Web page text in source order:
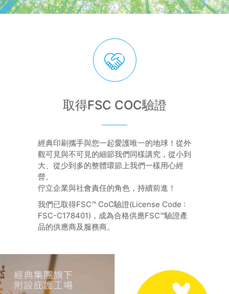
取得FSC COC驗證
經典印刷攜手與您一起愛護唯一的地球！從外
觀可見與不可見的細節我們同樣講究，從小到
大、從少到多的整體環節上我們一樣用心經
營。
佇立企業與社會責任的角色，持續前進！
我們已取得FSC™ CoC驗證(License Code :
FSC-C178401)，成為合格供應FSC™驗證產
品的供應商及服務商。